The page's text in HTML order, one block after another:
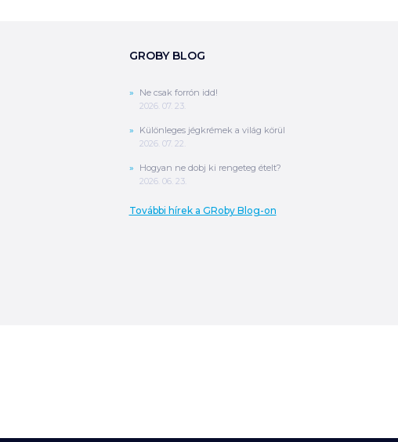
GROBY BLOG
Ne csak forrón idd!
2026. 07. 23.
Különleges jégkrémek a világ körül
2026. 07. 22.
Hogyan ne dobj ki rengeteg ételt?
2026. 06. 23.
További hírek a GRoby Blog-on